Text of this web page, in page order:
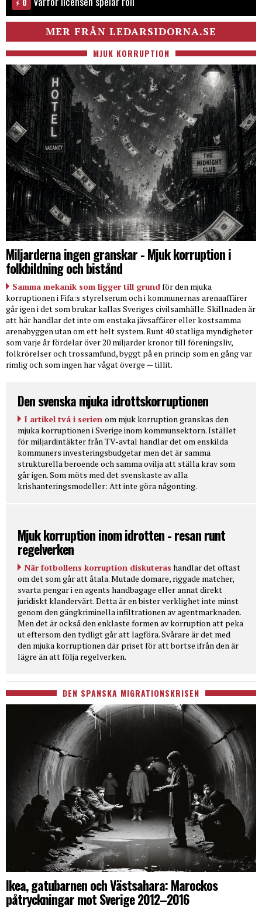
MER FRÅN LEDARSIDORNA.SE
MJUK KORRUPTION
Miljarderna ingen granskar - Mjuk korruption i
folkbildning och bistånd
Samma mekanik som ligger till grundför den mjuka
korruptionen i Fifa:s styrelserum och i kommunernas arenaaffärer
går igen i det som brukar kallas Sveriges civilsamhälle. Skillnaden är
att här handlar det inte om enstaka jävsaffärer eller kostsamma
arenabyggen utan om ett helt system. Runt 40 statliga myndigheter
som varje år fördelar över 20 miljarder kronor till föreningsliv,
folkrörelser och trossamfund, byggt på en princip som en gång var
rimlig och som ingen har vågat överge — tillit.
Den svenska mjuka idrottskorruptionen
I artikel två i serien om mjuk korruption granskas den
mjuka korruptionen i Sverige inom kommunsektorn. Istället
för miljardintäkter från TV-avtal handlar det om enskilda
kommuners investeringsbudgetar men det är samma
strukturella beroende och samma ovilja att ställa krav som
går igen. Som möts med det svenskaste av alla
krishanteringsmodeller: Att inte göra någonting.
Mjuk korruption inom idrotten - resan runt
regelverken
När fotbollens korruption diskuteras handlar det oftast
om det som går att åtala. Mutade domare, riggade matcher,
svarta pengar i en agents handbagage eller annat direkt
juridiskt klandervärt. Detta är en bister verklighet inte minst
genom den gängkriminella infiltrationen av agentmarknaden.
Men det är också den enklaste formen av korruption att peka
ut eftersom den tydligt går att lagföra. Svårare är det med
den mjuka korruptionen där priset för att bortse ifrån den är
lägre än att följa regelverken.
DEN SPANSKA MIGRATIONSKRISEN
Ikea, gatubarnen och Västsahara: Marockos
påtryckningar mot Sverige 2012–2016